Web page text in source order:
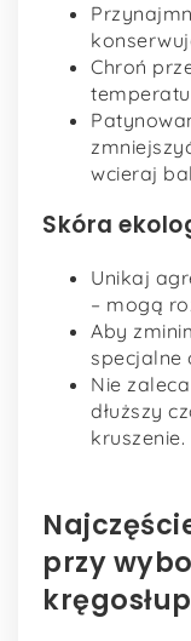
Chroń
wcieraj
Skóra
Unikaj
– mogą
Aby
specjalne
Nie
dłuższy
kruszenie.
przy